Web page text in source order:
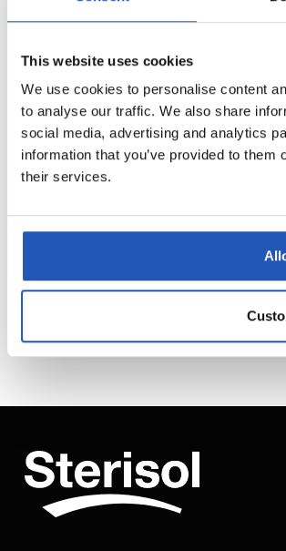
This website uses cookies
We use cookies to personalise content
to analyse our traffic. We also share
social media, advertising and analytics
information that you’ve provided to
their services.
Frågor & Svar
Hvordan føles din hud efter at
vasket dig selv med ÄKTA?
Er ÄKTA også velegnet til personer
følsom hud?
Hvad gør ÄKTA til et godt valg til
arbejdspladser med høje